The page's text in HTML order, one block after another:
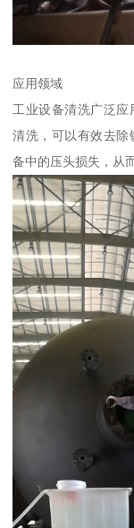
应用领域
工业设备清洗广泛应
清洗，可以有效去除
备中的压头损失，从